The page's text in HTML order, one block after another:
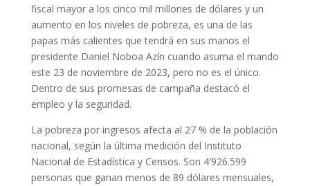
fiscal mayor a los cinco mil millones de dólares y un
aumento en los niveles de pobreza, es una de las
papas más calientes que tendrá en sus manos el
presidente Daniel Noboa Azín cuando asuma el mando
este 23 de noviembre de 2023, pero no es el único.
Dentro de sus promesas de campaña destacó el
empleo y la seguridad.
La pobreza por ingresos afecta al 27 % de la población
nacional, según la última medición del Instituto
Nacional de Estadística y Censos. Son 4′926.599
personas que ganan menos de 89 dólares mensuales,